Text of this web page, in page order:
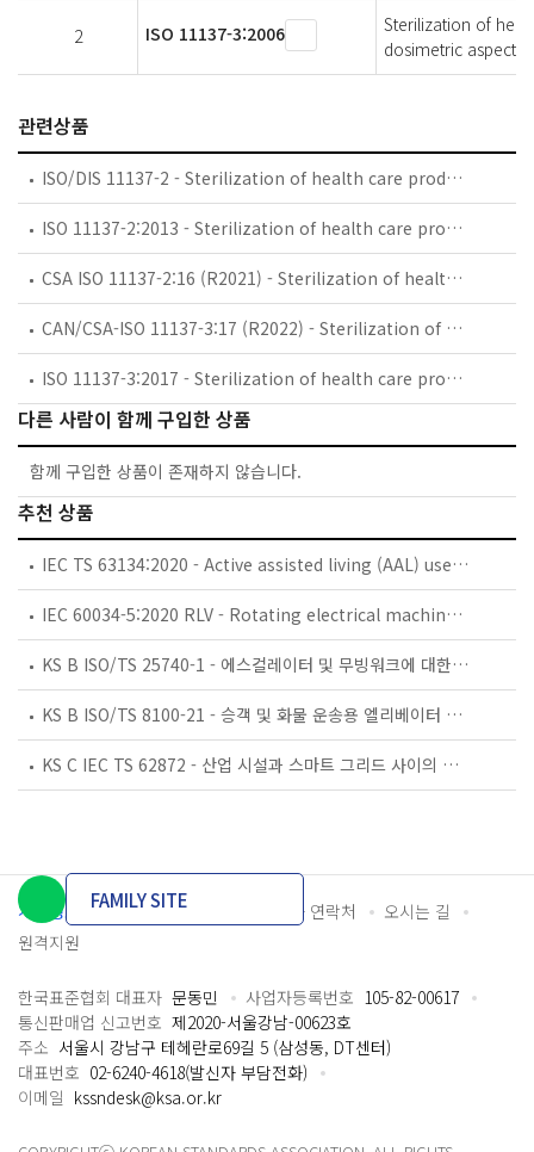
2 ISO 11137-3:2006
Sterilization of
dosimetric aspects
관련상품
ISO/DIS 11137-2 - Sterilization of health care products — Radiation — Part 2: Establishing the sterilization dose
ISO 11137-2:2013 - Sterilization of health care products — Radiation — Part 2: Establishing the sterilization dose
CSA ISO 11137-2:16 (R2021) - Sterilization of health care products - Radiation - Part 2: Establishing the sterilization dose (Adopted ISO 11137-2:2013, third edition, 2013-06-01)
CAN/CSA-ISO 11137-3:17 (R2022) - Sterilization of health care products — Radiation — Part 3: Guidance on dosimetric aspects of development, validation and routine control (Adopted ISO 11137-3:2017, second edition, 2017-06)
ISO 11137-3:2017 - Sterilization of health care products — Radiation — Part 3: Guidance on dosimetric aspects of development, validation and routine control
다른 사람이 함께 구입한 상품
함께 구입한 상품이 존재하지 않습니다.
추천 상품
IEC TS 63134:2020 - Active assisted living (AAL) use cases
IEC 60034-5:2020 RLV - Rotating electrical machines - Part 5: Degrees of protection provided by the integral design of rotating electrical machines (IP code) - Classification
KS B ISO/TS 25740-1 - 에스컬레이터 및 무빙워크에 대한 안전요건 — 제1부: 세계공통 필수 안전요건(GESRs)
KS B ISO/TS 8100-21 - 승객 및 화물 운송용 엘리베이터 —제21부: 세계공통 필수안전요건(GESRs)을 충족하는 세계공통 안전 파라미터(GSPs)
KS C IEC TS 62872 - 산업 시설과 스마트 그리드 사이의 산업 공정 측정, 제어 및 자동화 시스템 인터페이스
개인정보처리방침 이용약관 담당자 연락처
오시는 길
원격지원
FAMILY SITE
한국표준협회 대표자 문동민 사업자등록번호 105-82-00617
통신판매업 신고번호 제2020-서울강남-00623호
주소 서울시 강남구 테헤란로69길 5 (삼성동, DT센터)
대표번호 02-6240-4618(발신자 부담전화)
이메일 kssndesk@ksa.or.kr